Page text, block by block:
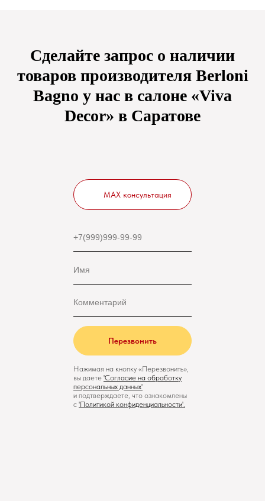
Сделайте запрос о наличии
товаров производителя Berloni
Bagno у нас в салоне «Viva
Decor» в Саратове
Перезвонить
Нажимая на кнопку «Перезвонить»,
вы даете 'Cогласие на обработку
персональных данных'
и подтверждаете, что ознакомлены
с 'Политикой конфиденциальности'.
MAX консультация